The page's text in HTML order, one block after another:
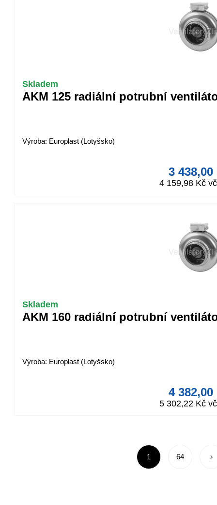
Skladem
AKM 125 radiální potrubní
Výroba: Europlast (Lotyšsko)
3 438,00
4 159,98 Kč
Skladem
AKM 160 radiální potrubní
Výroba: Europlast (Lotyšsko)
4 382,00
5 302,22 Kč
1 64